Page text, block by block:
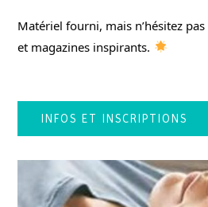
Matériel fourni, mais n’hésitez
et magazines inspirants.
INFOS ET INSCRIPTIONS